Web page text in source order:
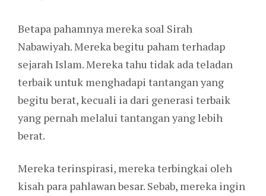
Betapa pahamnya mereka soal Sirah
Nabawiyah. Mereka begitu paham terhadap
sejarah Islam. Mereka tahu tidak ada teladan
terbaik untuk menghadapi tantangan yang
begitu berat, kecuali ia dari generasi terbaik
yang pernah melalui tantangan yang lebih
berat.
Mereka terinspirasi, mereka terbingkai oleh
kisah para pahlawan besar. Sebab, mereka ingin